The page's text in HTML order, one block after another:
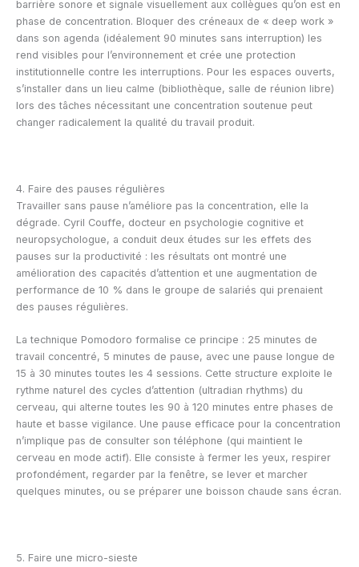
barrière sonore et signale visuellement aux collègues qu’on est en
phase de concentration. Bloquer des créneaux de « deep work »
dans son agenda (idéalement 90 minutes sans interruption) les
rend visibles pour l’environnement et crée une protection
institutionnelle contre les interruptions. Pour les espaces ouverts,
s’installer dans un lieu calme (bibliothèque, salle de réunion libre)
lors des tâches nécessitant une concentration soutenue peut
changer radicalement la qualité du travail produit.
4. Faire des pauses régulières
Travailler sans pause n’améliore pas la concentration, elle la
dégrade. Cyril Couffe, docteur en psychologie cognitive et
neuropsychologue, a conduit deux études sur les effets des
pauses sur la productivité : les résultats ont montré une
amélioration des capacités d’attention et une augmentation de
performance de 10 % dans le groupe de salariés qui prenaient
des pauses régulières.
La technique Pomodoro formalise ce principe : 25 minutes de
travail concentré, 5 minutes de pause, avec une pause longue de
15 à 30 minutes toutes les 4 sessions. Cette structure exploite le
rythme naturel des cycles d’attention (ultradian rhythms) du
cerveau, qui alterne toutes les 90 à 120 minutes entre phases de
haute et basse vigilance. Une pause efficace pour la concentration
n’implique pas de consulter son téléphone (qui maintient le
cerveau en mode actif). Elle consiste à fermer les yeux, respirer
profondément, regarder par la fenêtre, se lever et marcher
quelques minutes, ou se préparer une boisson chaude sans écran.
5. Faire une micro-sieste